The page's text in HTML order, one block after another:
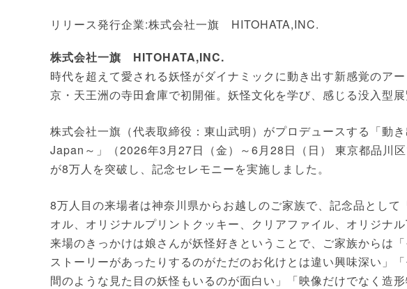
リリース発行企業:株式会社一旗 HITOHATA,INC.
株式会社一旗 HITOHATA,INC.
時代を超えて愛される妖怪がダイナミックに動き出す新感覚のア
京・天王洲の寺田倉庫で初開催。妖怪文化を学び、感じる没入型展
株式会社一旗（代表取締役：東山武明）がプロデュースする「動
Japan～」（2026年3月27日（金）～6月28日（日） 東京都品川
が8万人を突破し、記念セレモニーを実施しました。
8万人目の来場者は神奈川県からお越しのご家族で、記念品として
オル、オリジナルプリントクッキー、クリアファイル、オリジナ
来場のきっかけは娘さんが妖怪好きということで、ご家族からは
ストーリーがあったりするのがただのお化けとは違い興味深い」
間のような見た目の妖怪もいるのが面白い」「映像だけでなく造